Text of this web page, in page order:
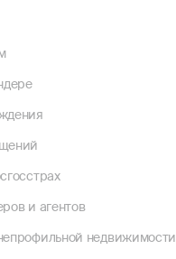
и агентов
недвижимости